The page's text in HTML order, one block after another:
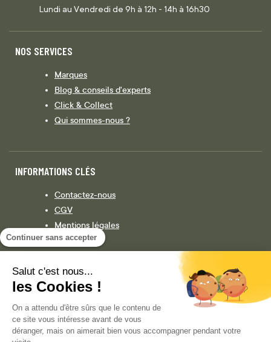
Continuer sans accepter
Salut c'est nous...
les Cookies !
On a attendu d'être sûrs que le contenu de
ce site vous intéresse avant de vous
déranger, mais on aimerait bien vous accompagner pendant votre
Lundi au Vendredi de 9h à 12h - 14h à 16h30
NOS SERVICES
Marques
Blog & conseils d'experts
Click & Collect
Qui sommes-nous ?
INFORMATIONS CLÉS
Contactez-nous
CGV
Mentions légales
Législation
Facebook Instagram